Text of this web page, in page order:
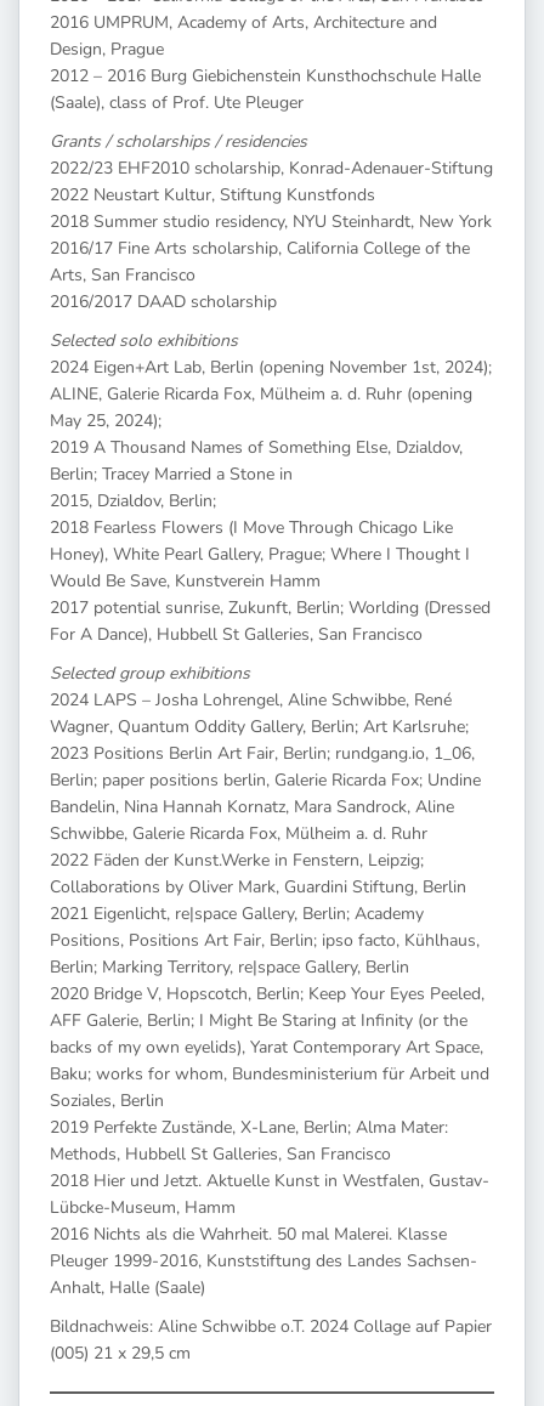
2016 UMPRUM, Academy of Arts, Architecture and
Design, Prague
2012 – 2016 Burg Giebichenstein Kunsthochschule Halle
(Saale), class of Prof. Ute Pleuger
Grants / scholarships / residencies
2022/23 EHF2010 scholarship, Konrad-Adenauer-Stiftung
2022 Neustart Kultur, Stiftung Kunstfonds
2018 Summer studio residency, NYU Steinhardt, New York
2016/17 Fine Arts scholarship, California College of the
Arts, San Francisco
2016/2017 DAAD scholarship
Selected solo exhibitions
2024 Eigen+Art Lab, Berlin (opening November 1st, 2024);
ALINE, Galerie Ricarda Fox, Mülheim a. d. Ruhr (opening
May 25, 2024);
2019 A Thousand Names of Something Else, Dzialdov,
Berlin; Tracey Married a Stone in
2015, Dzialdov, Berlin;
2018 Fearless Flowers (I Move Through Chicago Like
Honey), White Pearl Gallery, Prague; Where I Thought I
Would Be Save, Kunstverein Hamm
2017 potential sunrise, Zukunft, Berlin; Worlding (Dressed
For A Dance), Hubbell St Galleries, San Francisco
Selected group exhibitions
2024 LAPS – Josha Lohrengel, Aline Schwibbe, René
Wagner, Quantum Oddity Gallery, Berlin; Art Karlsruhe;
2023 Positions Berlin Art Fair, Berlin; rundgang.io, 1_06,
Berlin; paper positions berlin, Galerie Ricarda Fox; Undine
Bandelin, Nina Hannah Kornatz, Mara Sandrock, Aline
Schwibbe, Galerie Ricarda Fox, Mülheim a. d. Ruhr
2022 Fäden der Kunst.Werke in Fenstern, Leipzig;
Collaborations by Oliver Mark, Guardini Stiftung, Berlin
2021 Eigenlicht, re|space Gallery, Berlin; Academy
Positions, Positions Art Fair, Berlin; ipso facto, Kühlhaus,
Berlin; Marking Territory, re|space Gallery, Berlin
2020 Bridge V, Hopscotch, Berlin; Keep Your Eyes Peeled,
AFF Galerie, Berlin; I Might Be Staring at Infinity (or the
backs of my own eyelids), Yarat Contemporary Art Space,
Baku; works for whom, Bundesministerium für Arbeit und
Soziales, Berlin
2019 Perfekte Zustände, X-Lane, Berlin; Alma Mater:
Methods, Hubbell St Galleries, San Francisco
2018 Hier und Jetzt. Aktuelle Kunst in Westfalen, Gustav-
Lübcke-Museum, Hamm
2016 Nichts als die Wahrheit. 50 mal Malerei. Klasse
Pleuger 1999-2016, Kunststiftung des Landes Sachsen-
Anhalt, Halle (Saale)
Bildnachweis: Aline Schwibbe o.T. 2024 Collage auf Papier
(005) 21 x 29,5 cm